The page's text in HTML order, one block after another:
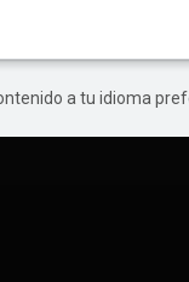
a tu idioma